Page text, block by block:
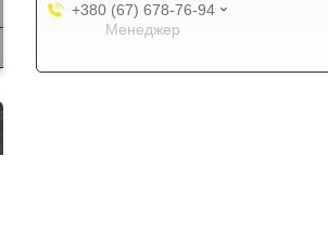
+380 (67) 678-76-94
Менеджер